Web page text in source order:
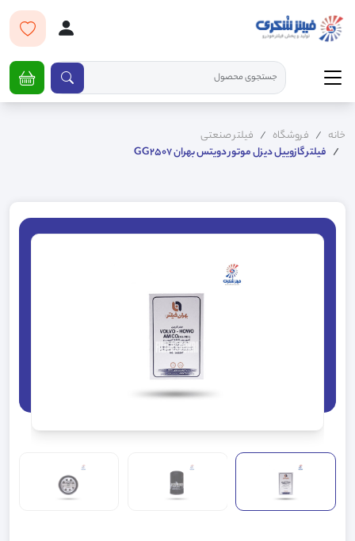
خانه فروشگاه
فیلتر صنعتی
فیلتر گازوییل دیزل موتور دویتس بهران GG2507